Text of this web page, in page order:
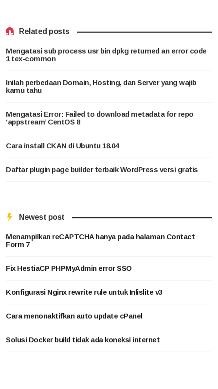
Related posts
Mengatasi sub process usr bin dpkg returned an error code
1 tex-common
Inilah perbedaan Domain, Hosting, dan Server yang wajib
kamu tahu
Mengatasi Error: Failed to download metadata for repo
‘appstream’ CentOS 8
Cara install CKAN di Ubuntu 18.04
Daftar plugin page builder terbaik WordPress versi gratis
Newest post
Menampilkan reCAPTCHA hanya pada halaman Contact
Form 7
Fix HestiaCP PHPMyAdmin error SSO
Konfigurasi Nginx rewrite rule untuk Inlislite v3
Cara menonaktifkan auto update cPanel
Solusi Docker build tidak ada koneksi internet